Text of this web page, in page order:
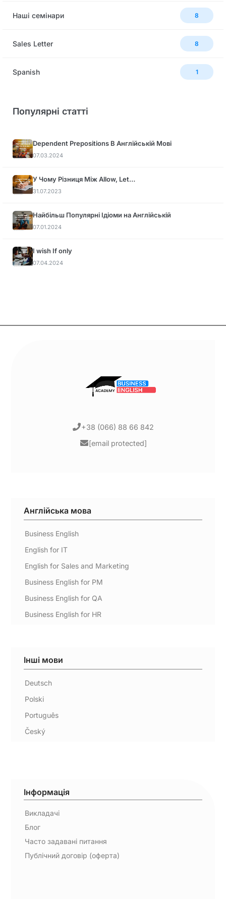
Наші семінари 8
Sales Letter 8
Spanish 1
Популярні статті
Dependent Prepositions В Англійській Мові
07.03.2024
У Чому Різниця Між Allow, Let…
31.07.2023
Найбільш Популярні Ідіоми на Англійській
07.01.2024
I wish If only
07.04.2024
+38 (066) 88 66 842
[email protected]
Англійська мова
Business English
English for IT
English for Sales and Marketing
Business English for PM
Business English for QA
Business English for HR
Інші мови
Deutsch
Polski
Português
Český
Інформація
Викладачі
Блог
Часто задавані питання
Публічний договір (оферта)